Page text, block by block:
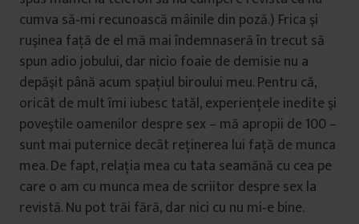
cumva să‑mi recunoască mâinile din poză.) Frica şi
ruşinea faţă de el mă mai îndemnaseră în trecut să
spun adio jobului, dar nicio foaie de demisie nu a
depăşit până acum spaţiul biroului meu. Pentru că,
oricât de mult îmi iubesc tatăl, experienţele inedite şi
poveştile oamenilor despre sex – mă apropii de 100 –
sunt mai puternice decât reţinerea lui faţă de munca
mea. De fapt, relaţia mea cu tata seamănă cu cea pe
care o am cu munca mea de scriitor despre sex la
revistă. Nu pot trăi fără, dar nici cu nu mi‑e bine.